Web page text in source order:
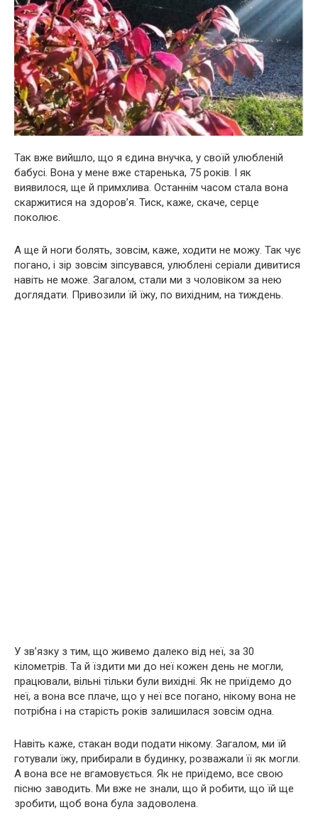
Так вже вийшло, що я єдина внучка, у своїй улюбленій
бабусі. Вона у мене вже старенька, 75 років. І як
виявилося, ще й примхлива. Останнім часом стала вона
скаржитися на здоров’я. Тиск, каже, скаче, серце
поколює.
А ще й ноги болять, зовсім, каже, ходити не можу. Так чує
погано, і зір зовсім зіпсувався, улюблені серіали дивитися
навіть не може. Загалом, стали ми з чоловіком за нею
доглядати. Привозили їй їжу, по вихідним, на тиждень.
У зв’язку з тим, що живемо далеко від неї, за 30
кілометрів. Та й їздити ми до неї кожен день не могли,
працювали, вільні тільки були вихідні. Як не приїдемо до
неї, а вона все плаче, що у неї все погано, нікому вона не
потрібна і на старість років залишилася зовсім одна.
Навіть каже, стакан води подати нікому. Загалом, ми їй
готували їжу, прибирали в будинку, розважали її як могли.
А вона все не вгамовується. Як не приїдемо, все свою
пісню заводить. Ми вже не знали, що й робити, що їй ще
зробити, щоб вона була задоволена.